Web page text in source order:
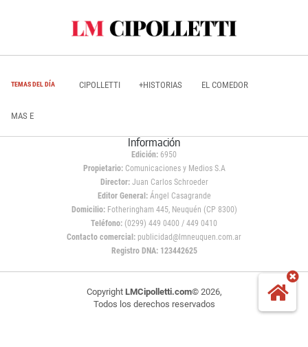
TEMAS DEL DÍA CIPOLLETTI +HISTORIAS EL COMEDOR
MAS E
Información
Edición: 6950
Propietario:Comunicaciones y Medios S.A
Director: Juan Carlos Schroeder
Editor General:Ángel Casagrande
Domicilio:Fotheringham 445, Neuquén (CP 8300)
Teléfono: (0299) 449 0400 / 449 0410
Contacto comercial: publicidad@lmneuquen.com.ar
Registro DNA: 123442625
Copyright LMCipolletti.com© 2026,
Todos los derechos reservados